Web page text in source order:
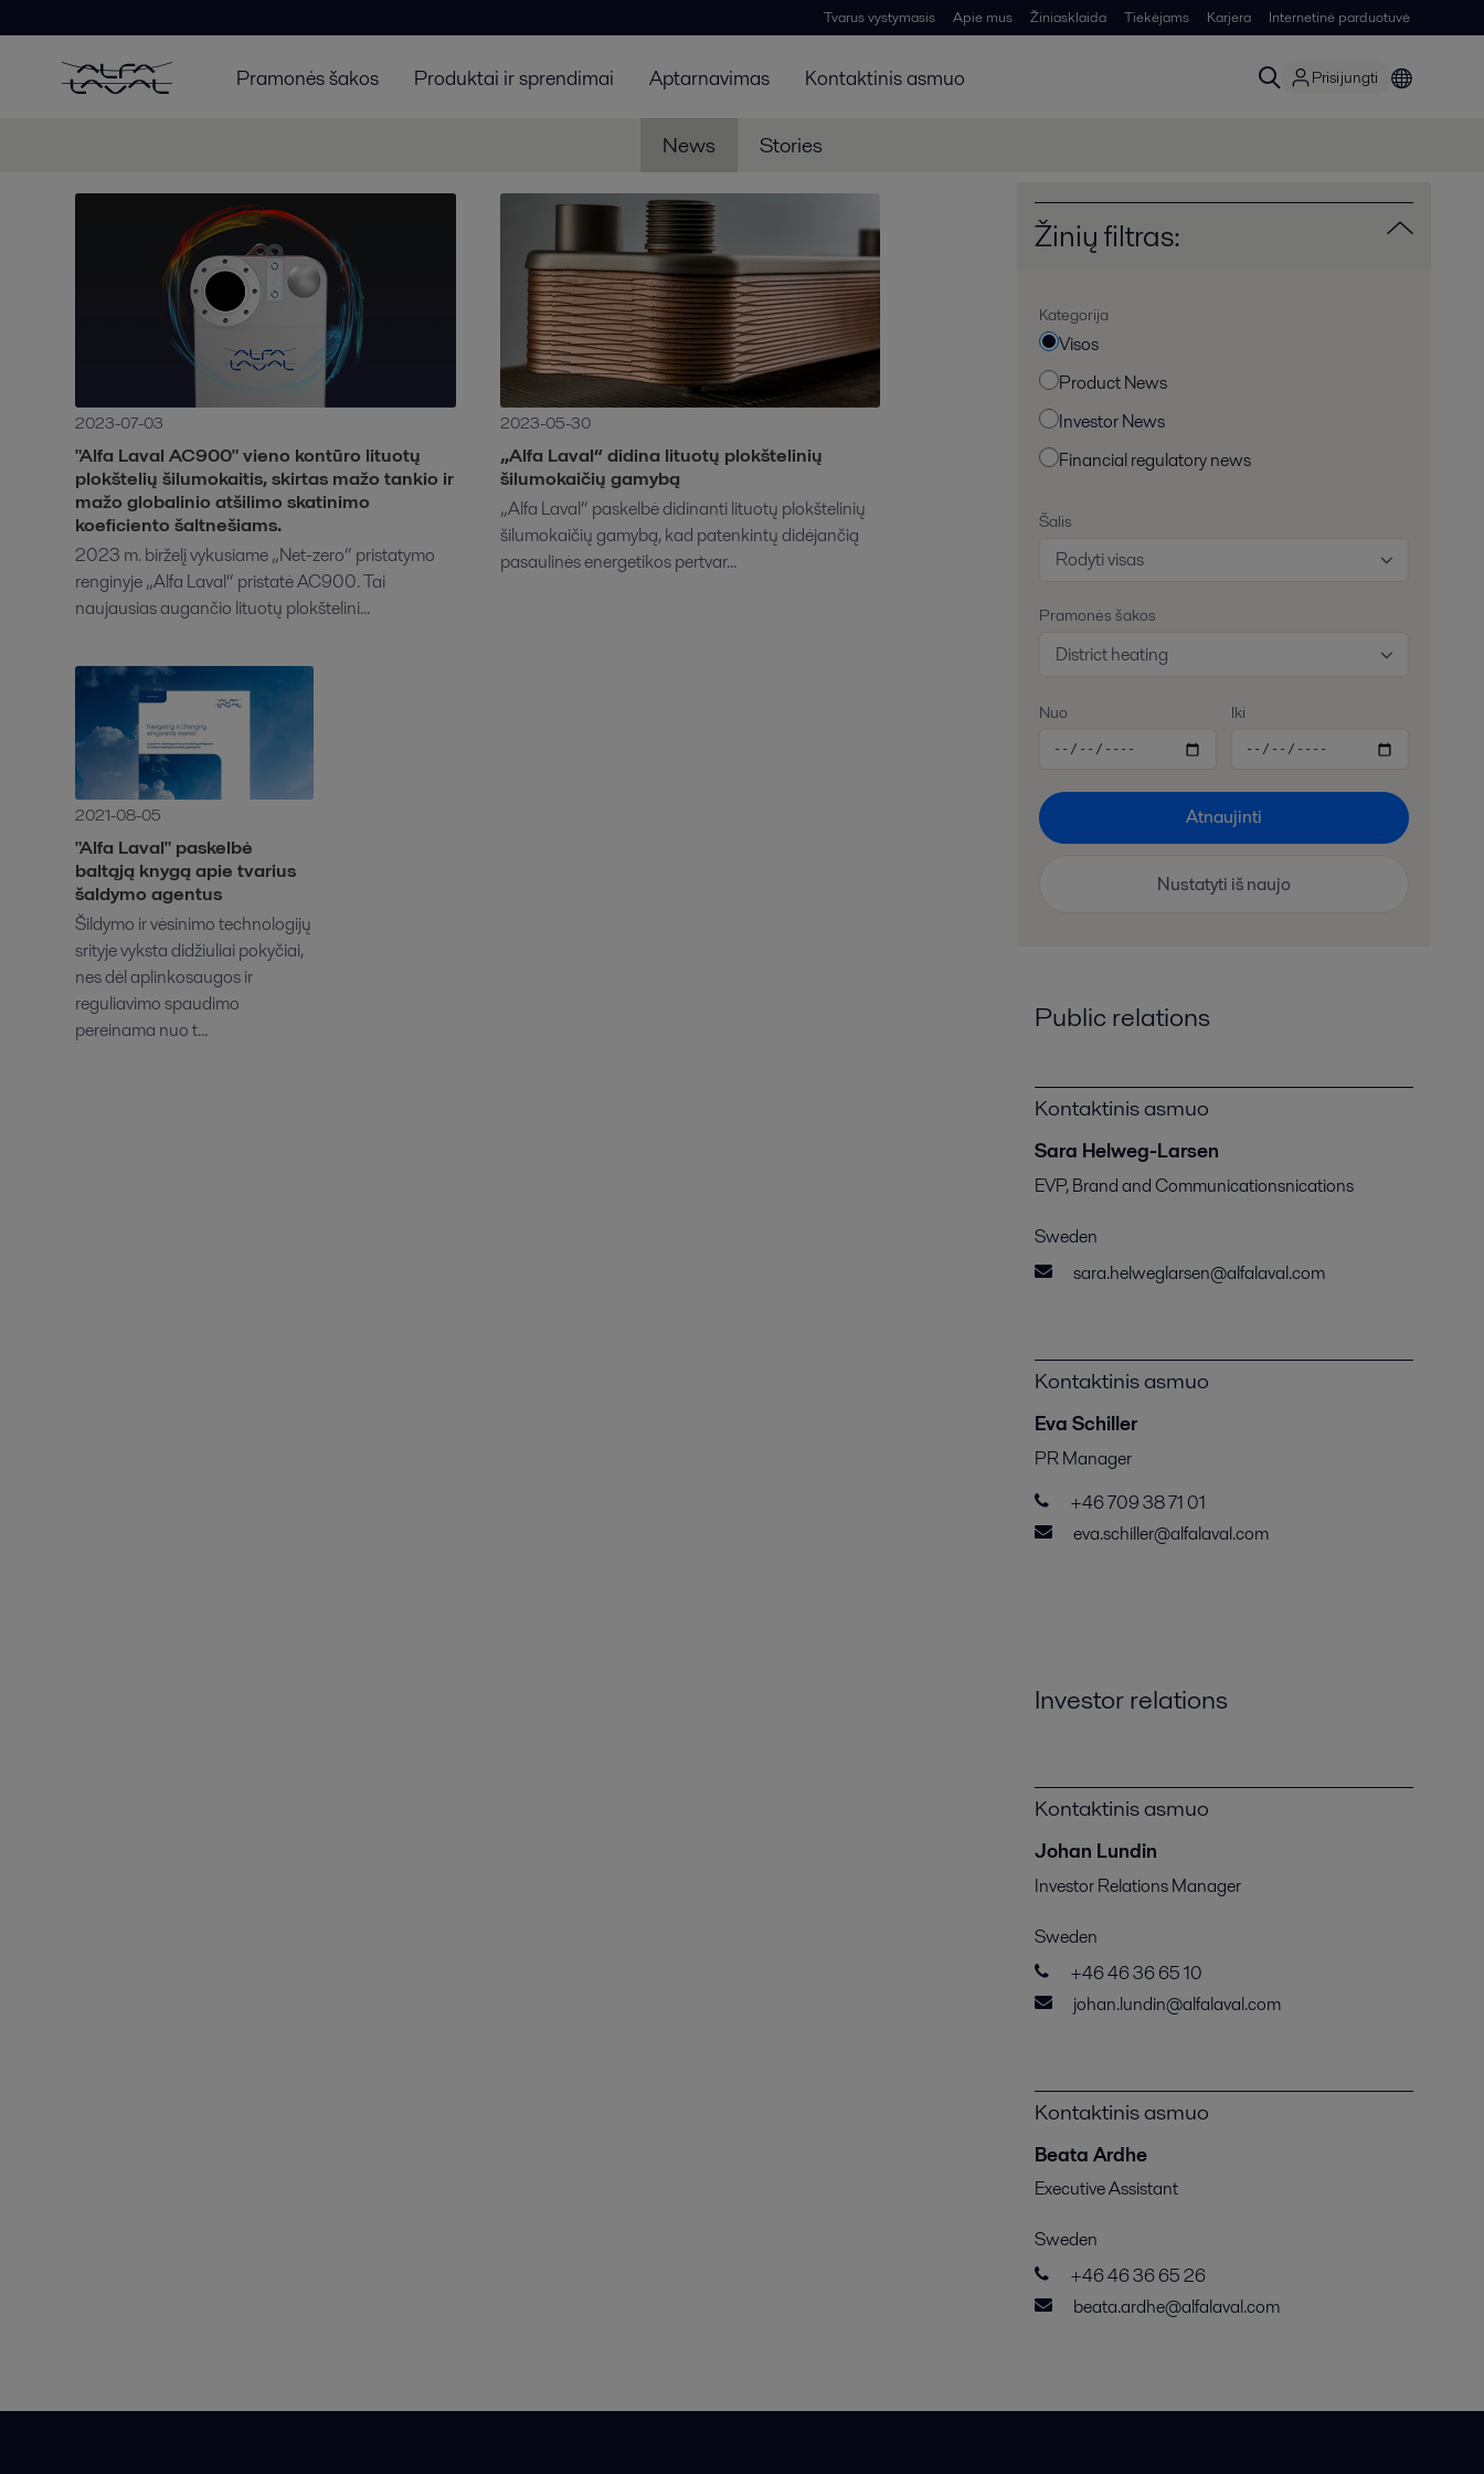
Tvarus vystymasis Apie mus Žiniasklaida Tiekėjams Karjera Internetinė parduotuvė
Pramonės šakos Produktai ir sprendimai Aptarnavimas Kontaktinis asmuo Prisijungti
News Stories
2023-07-03
"Alfa Laval AC900" vieno kontūro lituotų
plokštelių šilumokaitis, skirtas mažo tankio ir
mažo globalinio atšilimo skatinimo
koeficiento šaltnešiams.
2023 m. birželį vykusiame „Net-zero“ pristatymo
renginyje „Alfa Laval“ pristatė AC900. Tai
naujausias augančio lituotų plokštelini...
2023-05-30
„Alfa Laval“ didina lituotų plokštelinių
šilumokaičių gamybą
„Alfa Laval“ paskelbė didinanti lituotų plokštelinių
šilumokaičių gamybą, kad patenkintų didėjančią
pasaulinės energetikos pertvar...
2021-08-05
"Alfa Laval" paskelbė
baltąją knygą apie tvarius
šaldymo agentus
Šildymo ir vėsinimo technologijų
srityje vyksta didžiuliai pokyčiai,
nes dėl aplinkosaugos ir
reguliavimo spaudimo
pereinama nuo t...
Žinių filtras:
Kategorija
Visos
Product News
Investor News
Financial regulatory news
Šalis
Rodyti visas
Pramonės šakos
District heating
Nuo Iki
Atnaujinti
Nustatyti iš naujo
Public relations
Kontaktinis asmuo
Sara Helweg-Larsen
EVP, Brand and Communicationsnications
Sweden
sara.helweglarsen@alfalaval.com
Kontaktinis asmuo
Eva Schiller
PR Manager
+46 709 38 71 01
eva.schiller@alfalaval.com
Investor relations
Kontaktinis asmuo
Johan Lundin
Investor Relations Manager
Sweden
+46 46 36 65 10
johan.lundin@alfalaval.com
Kontaktinis asmuo
Beata Ardhe
Executive Assistant
Sweden
+46 46 36 65 26
beata.ardhe@alfalaval.com